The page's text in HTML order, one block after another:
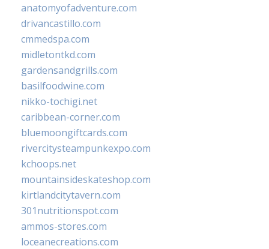
anatomyofadventure.com
drivancastillo.com
cmmedspa.com
midletontkd.com
gardensandgrills.com
basilfoodwine.com
nikko-tochigi.net
caribbean-corner.com
bluemoongiftcards.com
rivercitysteampunkexpo.com
kchoops.net
mountainsideskateshop.com
kirtlandcitytavern.com
301nutritionspot.com
ammos-stores.com
loceanecreations.com